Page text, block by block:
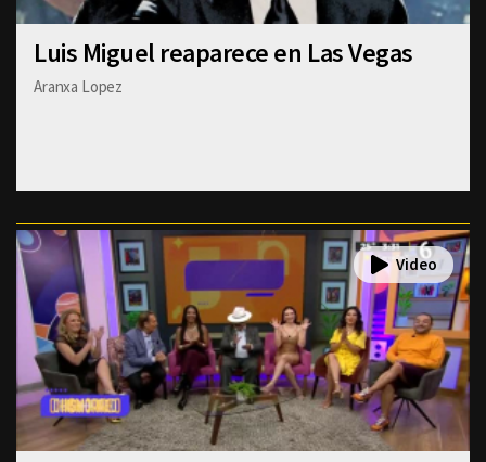
Luis Miguel reaparece en Las Vegas
Aranxa Lopez